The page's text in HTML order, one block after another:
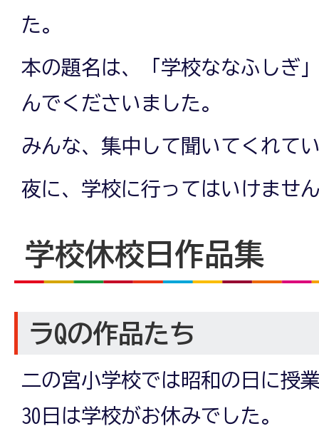
た。
本の題名は、「学校ななふしぎ
んでくださいました。
みんな、集中して聞いてくれて
夜に、学校に行ってはいけませ
学校休校日作品集
ラQの作品たち
二の宮小学校では昭和の日に授
30日は学校がお休みでした。